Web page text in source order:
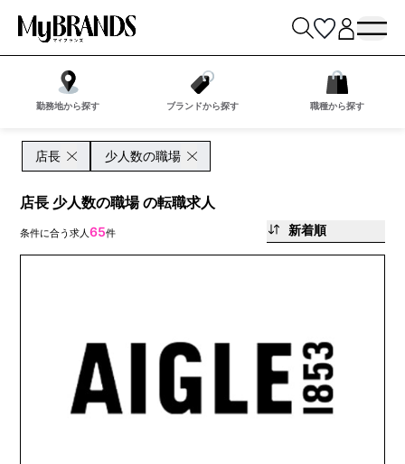
勤務地から探す ブランドから探す 職種から探す
店長 少人数の職場
店長 少人数の職場 の転職求人
条件に合う求人65件 新着順